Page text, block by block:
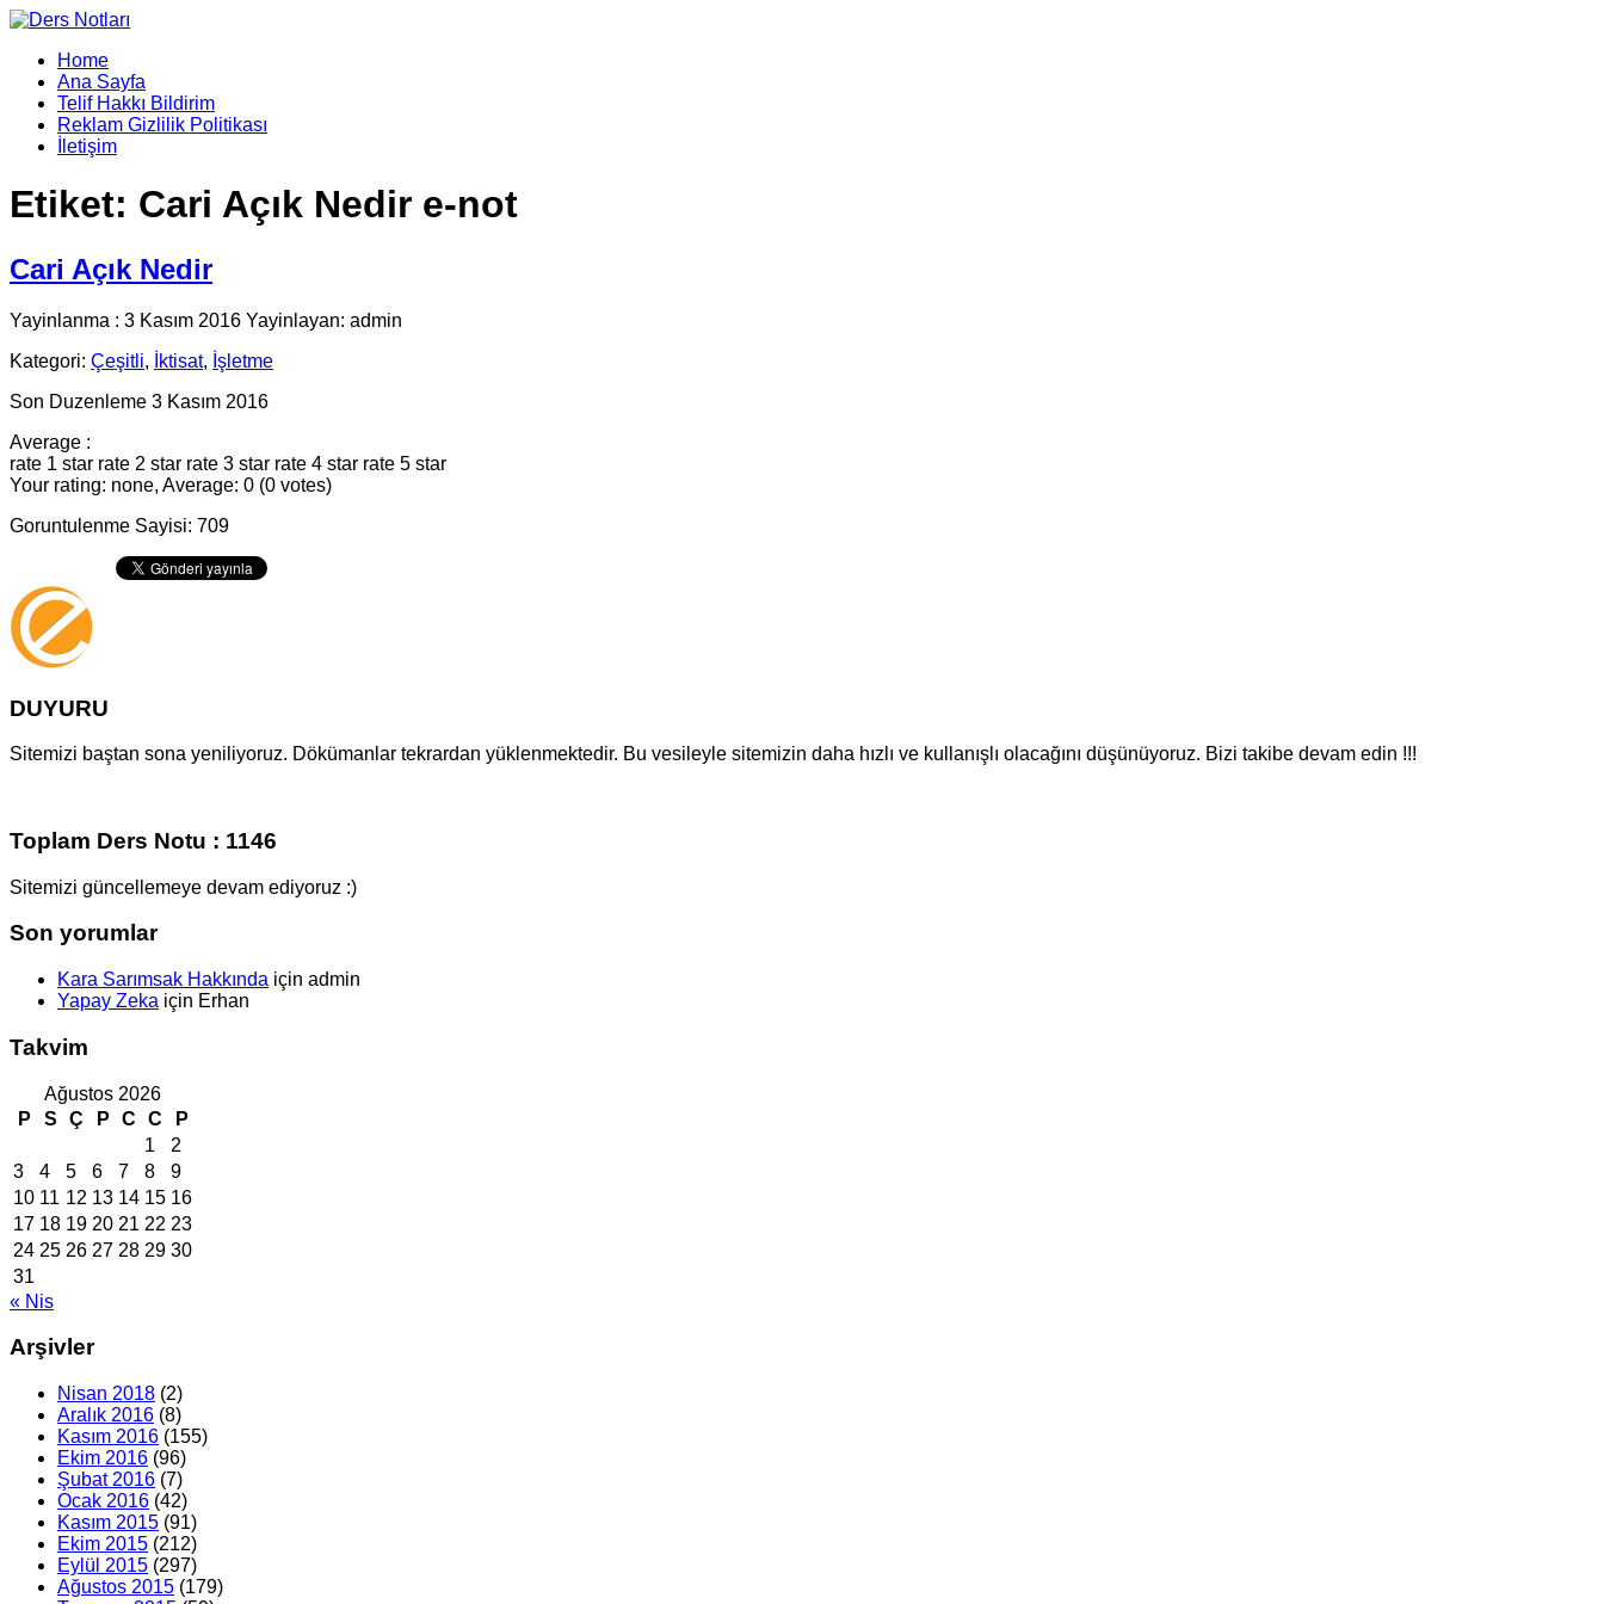
Home
Ana Sayfa
Telif Hakkı Bildirim
Reklam Gizlilik Politikası
İletişim
Etiket: Cari Açık Nedir e-not
Cari Açık Nedir
Yayinlanma : 3 Kasım 2016 Yayinlayan: admin
Kategori: Çeşitli, İktisat, İşletme
Son Duzenleme 3 Kasım 2016
Average :
rate 1 star rate 2 star rate 3 star rate 4 star rate 5 star
Your rating: none, Average: 0 (0 votes)
Goruntulenme Sayisi: 709
DUYURU
Sitemizi baştan sona yeniliyoruz. Dökümanlar tekrardan yüklenmektedir. Bu vesileyle sitemizin daha hızlı ve kullanışlı olacağını düşünüyoruz. Bizi takibe devam edin !!!
Toplam Ders Notu : 1146
Sitemizi güncellemeye devam ediyoruz :)
Son yorumlar
Kara Sarımsak Hakkında için admin
Yapay Zeka için Erhan
Takvim
Ağustos 2026
P
S Ç P C C
P
1
2
3
4 5 6 7 8
9
10 11 12 13 14 15 16
17 18 19 20 21 22 23
24 25 26 27 28 29 30
31
« Nis
Arşivler
Nisan 2018 (2)
Aralık 2016 (8)
Kasım 2016 (155)
Ekim 2016 (96)
Şubat 2016 (7)
Ocak 2016 (42)
Kasım 2015 (91)
Ekim 2015 (212)
Eylül 2015 (297)
Ağustos 2015 (179)